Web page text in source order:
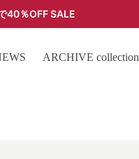
40％OFF SALE
ARCHIVE collection